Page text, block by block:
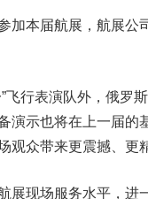
本届航展，航展公
行表演队外，俄罗斯
演示也将在上一届
观众带来更震撼、更
现场服务水平，进